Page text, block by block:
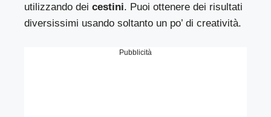
utilizzando dei cestini. Puoi ottenere dei risultati
diversissimi usando soltanto un po’ di creatività.
Pubblicità